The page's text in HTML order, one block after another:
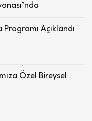
Açıklandı
Özel Bireysel